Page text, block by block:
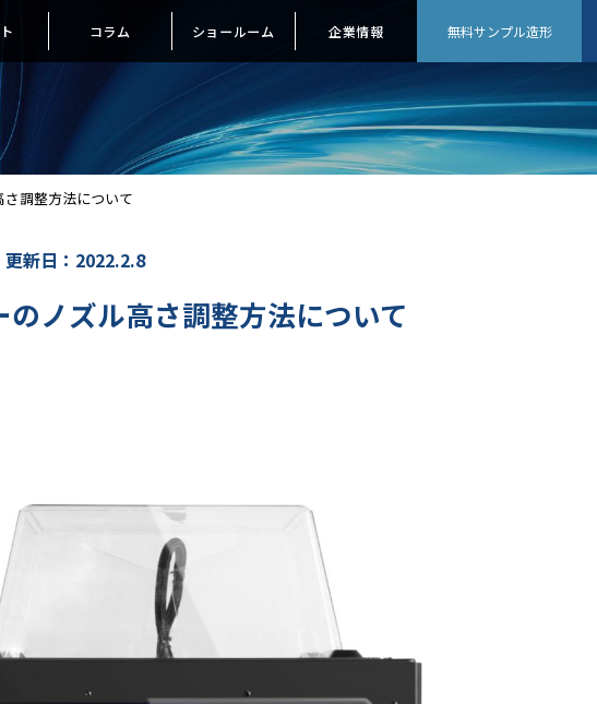
コラム ショールーム 企業情報 無料サンプル造形
調整方法について
更新日：2022.2.8
ノズル高さ調整方法について